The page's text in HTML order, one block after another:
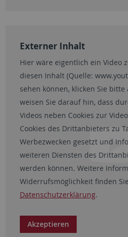
Externer Inhalt
Hier wäre eigentlich ein Video
diesen Inhalt (Quelle:
sehen können, klicken Sie
weisen Sie darauf hin, dass
Videos neben Cookies zur
Cookies des Drittanbieters zu
Werbezwecken gesetzt und
weiteren Diensten des
werden können. Weitere
Widerrufsmöglichkeit finden
Datenschutzerklärung.
Akzeptieren